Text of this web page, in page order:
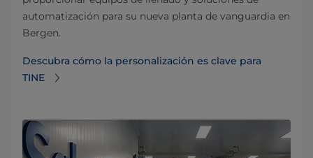
automatización para su nueva planta de vanguardia en
Bergen.
Descubra cómo la personalización es clave para
TINE